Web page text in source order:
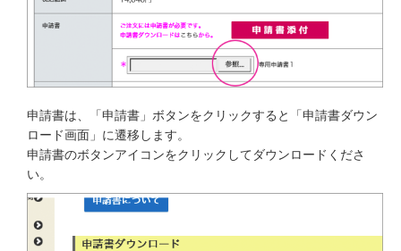
申請書は、「申請書」ボタンをクリックすると「申請書ダウン
ロード画面」に遷移します。
申請書のボタンアイコンをクリックしてダウンロードくださ
い。